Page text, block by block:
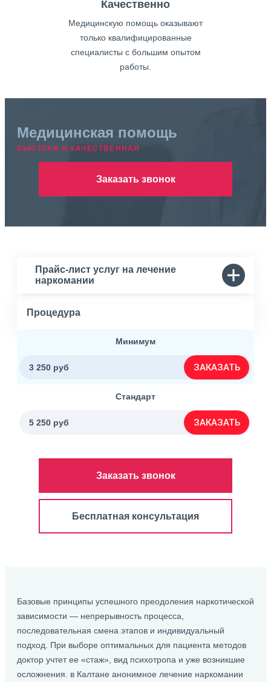
Качественно
Медицинскую помощь оказывают
только квалифицированные
специалисты с большим опытом
работы.
Медицинская помощь
БЫСТРАЯ И КАЧЕСТВЕННАЯ
Заказать звонок
Прайс-лист услуг на лечение
наркомании
Процедура
Минимум
3 250 руб ЗАКАЗАТЬ
Стандарт
5 250 руб ЗАКАЗАТЬ
Заказать звонок
Бесплатная консультация
Базовые принципы успешного преодоления наркотической
зависимости — непрерывность процесса,
последовательная смена этапов и индивидуальный
подход. При выборе оптимальных для пациента методов
доктор учтет ее «стаж», вид психотропа и уже возникшие
осложнения. в Калтане анонимное лечение наркомании